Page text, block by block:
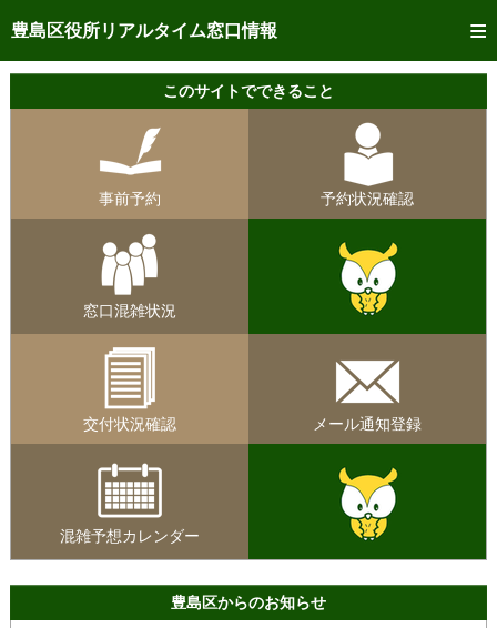
豊島区役所リアルタイム窓口情報
トップページへ
ご利用方法
予約状況確認
リアルタイム
混雑予想カレンダー
このサイトでできること
事前予約 予約状況確認
窓口混雑状況
交付状況確認 メール通知登録
混雑予想カレンダー
豊島区からのお知らせ